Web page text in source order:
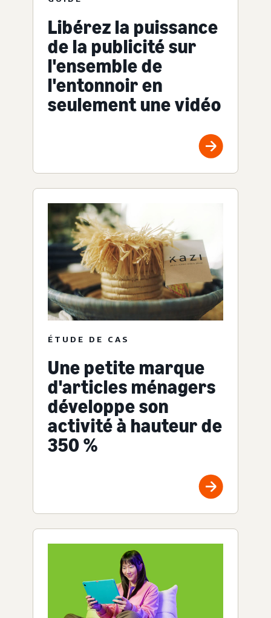
Libérez la puissance
de la publicité sur
l'ensemble de
l'entonnoir en
seulement une vidéo
ÉTUDE DE CAS
Une petite marque
d'articles ménagers
développe son
activité à hauteur de
350 %